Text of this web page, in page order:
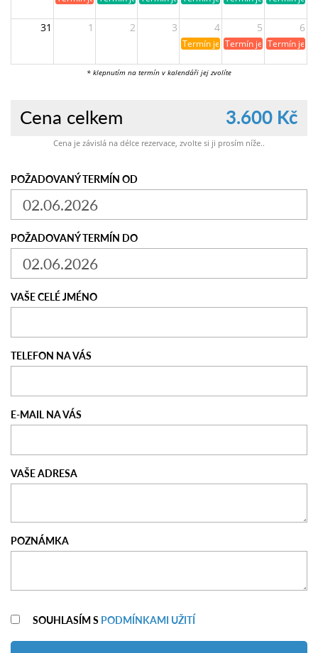
31 1 2 3 4 5 6
Termín je již rezervován
Termín je již obsazen
Termín je již
* klepnutím na termín v kalendáři jej zvolíte
Cena celkem 3.600 Kč
Cena je závislá na délce rezervace, zvolte si ji prosím níže..
POŽADOVANÝ TERMÍN OD
POŽADOVANÝ TERMÍN DO
VAŠE CELÉ JMÉNO
TELEFON NA VÁS
E-MAIL NA VÁS
VAŠE ADRESA
POZNÁMKA
SOUHLASÍM S PODMÍNKAMI UŽITÍ